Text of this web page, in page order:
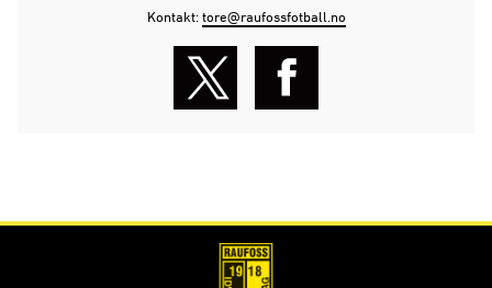
Kontakt:tore@raufossfotball.no